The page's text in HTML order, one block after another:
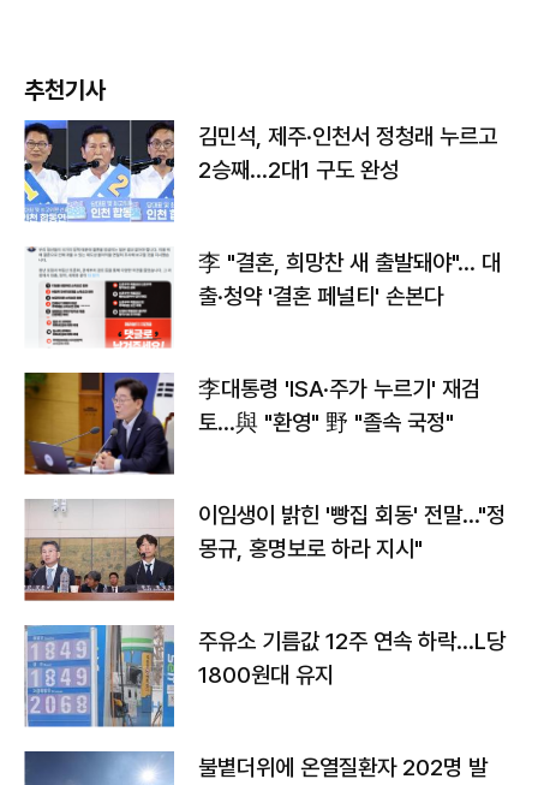
추천기사
김민석, 제주·인천서 정청래 누르고
2승째…2대1 구도 완성
李 "결혼, 희망찬 새 출발돼야"… 대
출·청약 '결혼 페널티' 손본다
李대통령 'ISA·주가 누르기' 재검
토…與 "환영" 野 "졸속 국정"
이임생이 밝힌 '빵집 회동' 전말…"정
몽규, 홍명보로 하라 지시"
주유소 기름값 12주 연속 하락…L당
1800원대 유지
불볕더위에 온열질환자 202명 발